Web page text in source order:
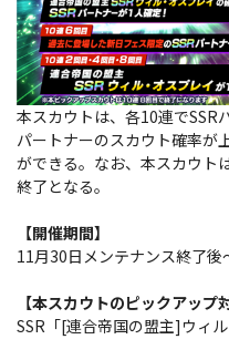
本スカウトは、各10連でSSR
パートナーのスカウト確率が
ができる。なお、本スカウト
終了となる。
【開催期間】
11月30日メンテナンス終了後
【本スカウトのピックアップ
SSR「[連合帝国の盟主]ウィル